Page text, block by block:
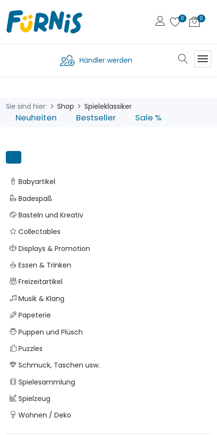
Händler werden
Sie sind hier: Shop Spieleklassiker
Neuheiten Bestseller Sale %
Babyartikel
Badespaß
Basteln und Kreativ
Collectables
Displays & Promotion
Essen & Trinken
Freizeitartikel
Musik & Klang
Papeterie
Puppen und Plüsch
Puzzles
Schmuck, Taschen usw.
Spielesammlung
Spielzeug
Wohnen / Deko